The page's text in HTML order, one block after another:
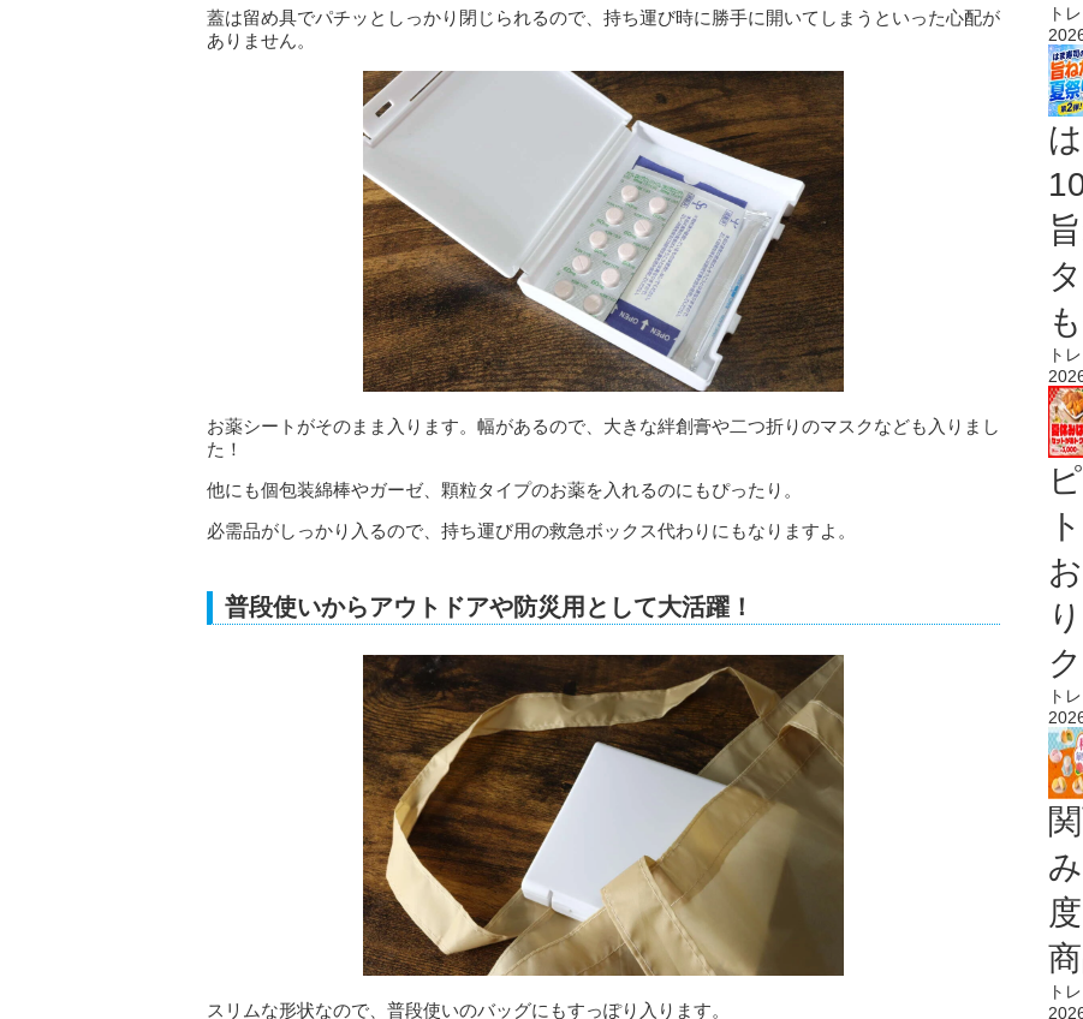
蓋は留め具でパチッとしっかり閉じられるので、持ち運び時に勝手に開いてしまうといった心配が
ありません。
お薬シートがそのまま入ります。幅があるので、大きな絆創膏や二つ折りのマスクなども入りまし
た！
他にも個包装綿棒やガーゼ、顆粒タイプのお薬を入れるのにもぴったり。
必需品がしっかり入るので、持ち運び用の救急ボックス代わりにもなりますよ。
普段使いからアウトドアや防災用として大活躍！
スリムな形状なので、普段使いのバッグにもすっぽり入ります。
ト
ト
ト
ト